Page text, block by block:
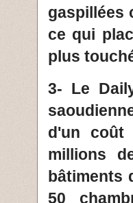
gaspillées
ce qui
plus
3- Le
d'un coût
millions
bâtiments
50